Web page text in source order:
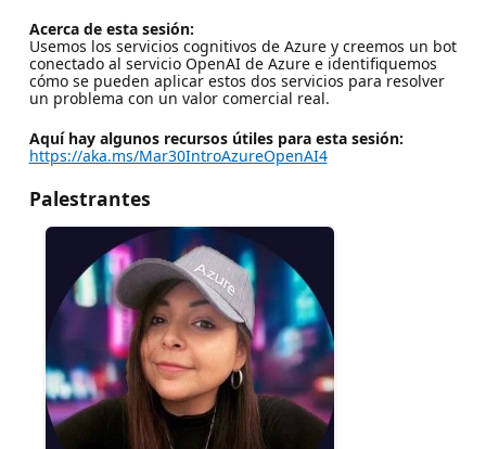
Acerca de esta sesión:
Usemos los servicios cognitivos de Azure y creemos un bot
conectado al servicio OpenAI de Azure e identifiquemos
cómo se pueden aplicar estos dos servicios para resolver
un problema con un valor comercial real.
Aquí hay algunos recursos útiles para esta sesión:
https://aka.ms/Mar30IntroAzureOpenAI4
Palestrantes